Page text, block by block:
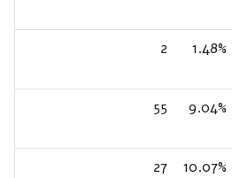
1.48%
2
9.04%
55
10.07%
27